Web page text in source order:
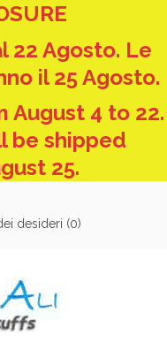
22 Agosto. Le
il 25 Agosto.
August 4 to 22.
be shipped
25.
desideri (0)